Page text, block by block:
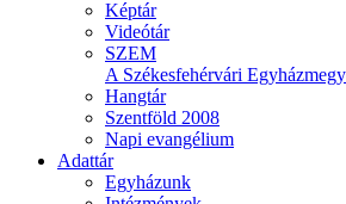
Képtár
Videótár
SZEM
A Székesfehérvári
Hangtár
Szentföld 2008
Napi evangélium
Adattár
Egyházunk